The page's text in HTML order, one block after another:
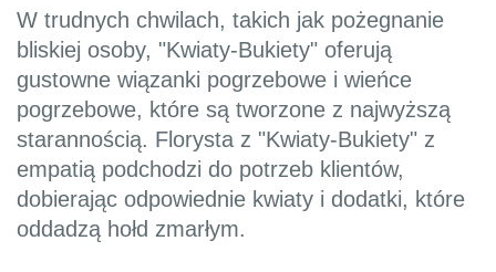
W trudnych chwilach, takich jak pożegnanie
bliskiej osoby, "Kwiaty-Bukiety" oferują
gustowne wiązanki pogrzebowe i wieńce
pogrzebowe, które są tworzone z najwyższą
starannością. Florysta z "Kwiaty-Bukiety" z
empatią podchodzi do potrzeb klientów,
dobierając odpowiednie kwiaty i dodatki, które
oddadzą hołd zmarłym.